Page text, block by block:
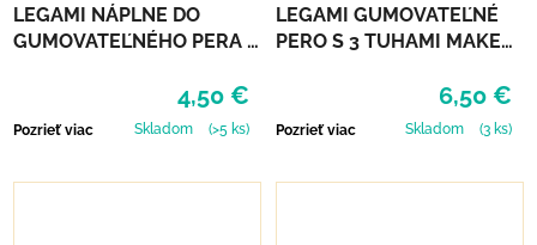
LEGAMI NÁPLNE DO
GUMOVATEĽNÉHO PERA 3
4,50 €
Pozrieť viac Skladom (>5 ks)
LEGAMI GUMOVATEĽNÉ
PERO S 3 TUHAMI MAKE
6,50 €
Pozrieť viac Skladom (3 ks)